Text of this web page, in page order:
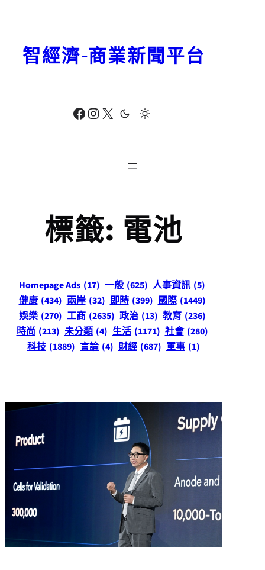
Facebook Instagram X
智經濟-商業新聞平台
標籤: 電池
Homepage Ads (17) 一般 (625) 人事資訊 (5)
健康 (434) 兩岸 (32) 即時 (399) 國際 (1449)
娛樂 (270) 工商 (2635) 政治 (13) 教育 (236)
時尚 (213) 未分類 (4) 生活 (1171) 社會 (280)
科技 (1889) 言論 (4) 財經 (687) 軍事 (1)